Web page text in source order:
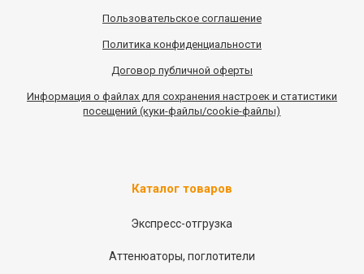
Пользовательское соглашение
Политика конфиденциальности
Договор публичной оферты
Информация о файлах для сохранения настроек и статистики
посещений (куки-файлы/cookie-файлы)
Каталог товаров
Экспресс-отгрузка
Аттенюаторы, поглотители